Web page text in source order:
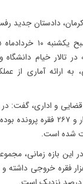
دادستان جدید
تالار خیام
ارائه آماری از
شده است.
بازه زمانی،
۳۵ هزار فقره پرونده، بیش از ۳۵